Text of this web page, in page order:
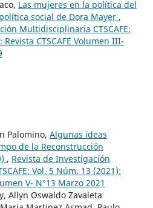
Las mujeres en la política del
social de Dora Mayer ,
Multidisciplinaria CTSCAFE:
CTSCAFE Volumen III-
Palomino, Algunas ideas
de la Reconstrucción
, Revista de Investigación
Vol. 5 Núm. 13 (2021):
V- N°13 Marzo 2021
Allyn Oswaldo Zavaleta